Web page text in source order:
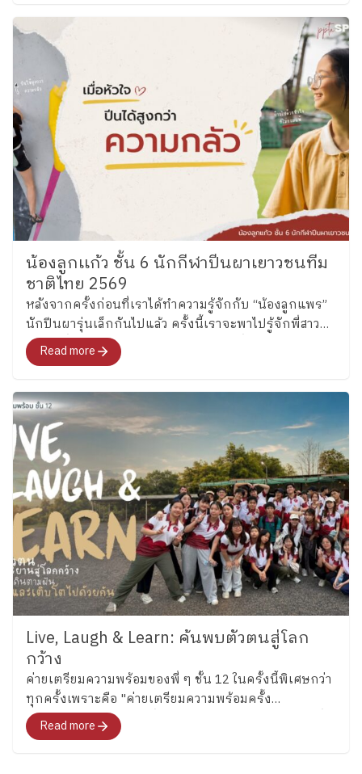
น้องลูกเเก้ว ชั้น 6 นักกีฬาปีนผาเยาวชนทีม
ชาติไทย 2569
หลังจากครั้งก่อนที่เราได้ทำความรู้จักกับ “น้องลูกแพร”
นักปีนผารุ่นเล็กกันไปแล้ว ครั้งนี้เราจะพาไปรู้จักพี่สาว
คนโต ซึ่งล่าสุดได้รับการคัดเลือกเป็นหนึ่งในนักกีฬาปีน
ผาเยาวชนทีมชาติไทย รุ่นอายุไม่เกิน 13 ปี ประเภท
เรือนงาม นักเรียนชั้น 6 โรงเรียนเพลินพัฒนา
Read more
Live, Laugh & Learn: ค้นพบตัวตนสู่โลก
กว้าง
ค่ายเตรียมความพร้อมของพี่ ๆ ชั้น 12 ในครั้งนี้พิเศษกว่า
ทุกครั้งเพราะคือ "ค่ายเตรียมความพร้อมครั้ง
สุดท้าย"สำหรับอนาคตที่พวกเขากำลังจะก้าวไปเผชิญที่
จะพาทุกคนไปสำรวจอารมณ์ ความรู้สึก และค้นหาคำ
Read more